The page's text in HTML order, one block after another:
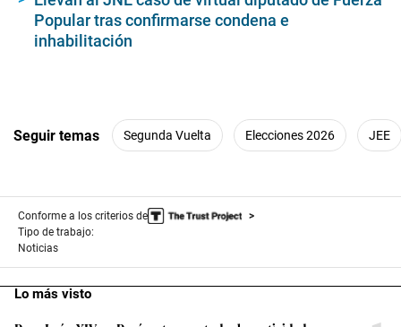
Popular tras confirmarse condena e
inhabilitación
Seguir temas Segunda Vuelta Elecciones 2026 JEE
Conforme a los criterios de
Tipo de trabajo:
Noticias
Lo más visto